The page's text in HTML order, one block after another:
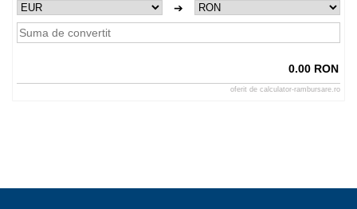
➔
0.00 RON
oferit decalculator-rambursare.ro